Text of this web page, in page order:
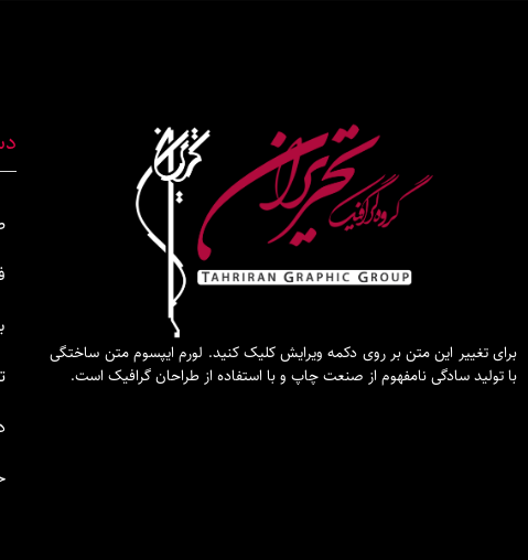
برای تغییر این متن بر روی دکمه ویرایش کلیک کنید. لورم ایپسوم متن ساختگی
با تولید سادگی نامفهوم از صنعت چاپ و با استفاده از طراحان گرافیک است.